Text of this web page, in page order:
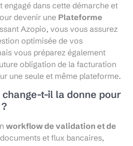
engagé dans cette démarche et
devenir une Plateforme
Azopio, vous vous assurez
optimisée de vos
vous préparez également
obligation de la facturation
une seule et même plateforme.
t-il la donne pour
workflow de validation et de
et flux bancaires,